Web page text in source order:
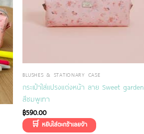
BLUSHES & STATIONARY CASE
กระเป๋าใส่แปรงแต่งหน้า ลาย Sweet garden
สีชมพูเทา
฿590.00